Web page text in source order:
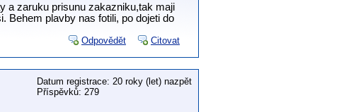
a zaruku prisunu zakazniku,tak maji
Behem plavby nas fotili, po dojeti do
Odpovědět Citovat
Datum registrace: 20 roky (let) nazpět
Příspěvků: 279